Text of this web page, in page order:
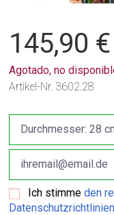
145,90 €
Agotado, no
Artikel-Nr. 3602.28
Ich stimmeden
Datenschutzrichtlinien